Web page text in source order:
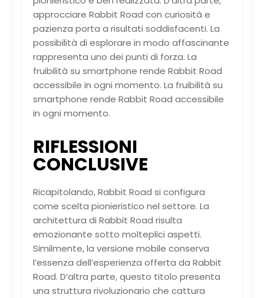
approcciare Rabbit Road con curiosità e
pazienza porta a risultati soddisfacenti. La
possibilità di esplorare in modo affascinante
rappresenta uno dei punti di forza. La
fruibilità su smartphone rende Rabbit Road
accessibile in ogni momento. La fruibilità su
smartphone rende Rabbit Road accessibile
in ogni momento.
RIFLESSIONI
CONCLUSIVE
Ricapitolando, Rabbit Road si configura
come scelta pionieristico nel settore. La
architettura di Rabbit Road risulta
emozionante sotto molteplici aspetti.
Similmente, la versione mobile conserva
l’essenza dell’esperienza offerta da Rabbit
Road. D’altra parte, questo titolo presenta
una struttura rivoluzionario che cattura